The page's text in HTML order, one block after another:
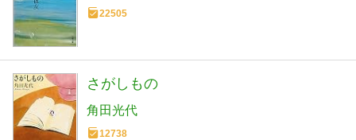
22505
さがしもの
角田光代
12738